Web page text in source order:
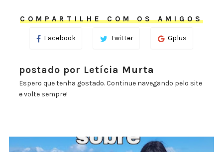
COMPARTILHE COM OS AMIGOS
Facebook Twitter Gplus
postado por Letícia Murta
Espero que tenha gostado. Continue navegando pelo site
e volte sempre!